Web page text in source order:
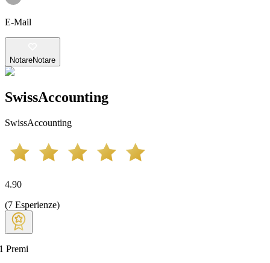
E-Mail
NotareNotare
SwissAccounting
SwissAccounting
4.90
(7 Esperienze)
Premi